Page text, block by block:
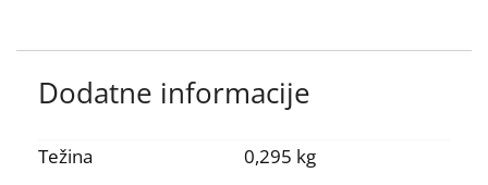
Dodatne informacije
Težina 0,295 kg